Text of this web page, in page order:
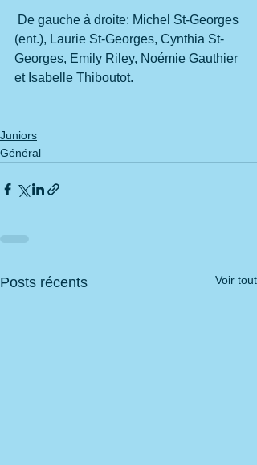
(ent.), Laurie St-Georges, Cynthia St-
Georges, Emily Riley, Noémie Gauthier
et Isabelle Thiboutot.
Juniors
Général
Posts récents Voir tout